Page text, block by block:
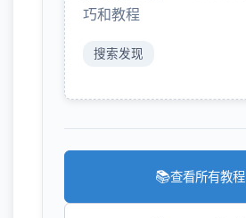
巧和教程
搜索发现
📚查看所有教程